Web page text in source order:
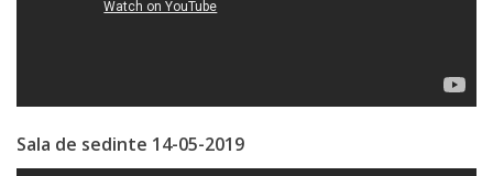
Atragere
Investiţiilor
Serviciul
Sala de sedinte 14-05-2019